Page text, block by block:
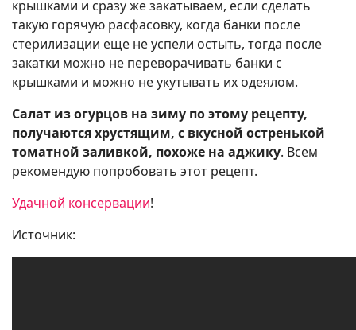
крышками и сразу же закатываем, если сделать
такую горячую расфасовку, когда банки после
стерилизации еще не успели остыть, тогда после
закатки можно не переворачивать банки с
крышками и можно не укутывать их одеялом.
Салат из огурцов на зиму по этому рецепту,
получаются хрустящим, с вкусной остренькой
томатной заливкой, похоже на аджику. Всем
рекомендую попробовать этот рецепт.
Удачной консервации!
Источник: